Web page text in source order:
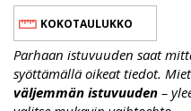
KOKOTAULUKKO
Parhaan istuvuuden saat
syöttämällä oikeat tiedot.
väljemmän istuvuuden –